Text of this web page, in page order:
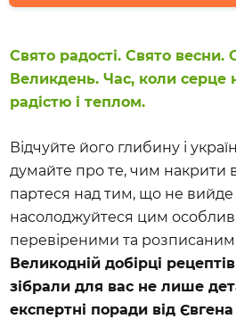
Свято радості. Свято весни.
Великдень. Час, коли серце
радістю і теплом.
Відчуйте його глибину і
думайте про те, чим накрити
партеся над тим, що не вийде
насолоджуйтеся цим
перевіреними та
Великодній добірці
зібрали для вас не лише
експертні поради від